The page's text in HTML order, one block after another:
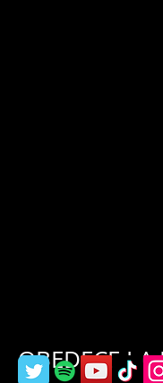
OBEDECE